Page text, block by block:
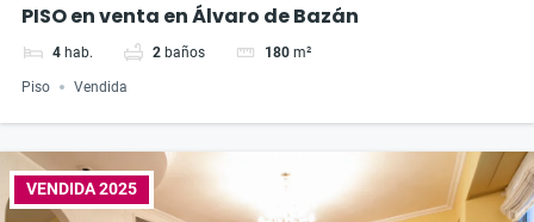
PISO en venta en Álvaro de Bazán
4 hab. 2 baños 180 m²
Piso Vendida
VENDIDA 2025